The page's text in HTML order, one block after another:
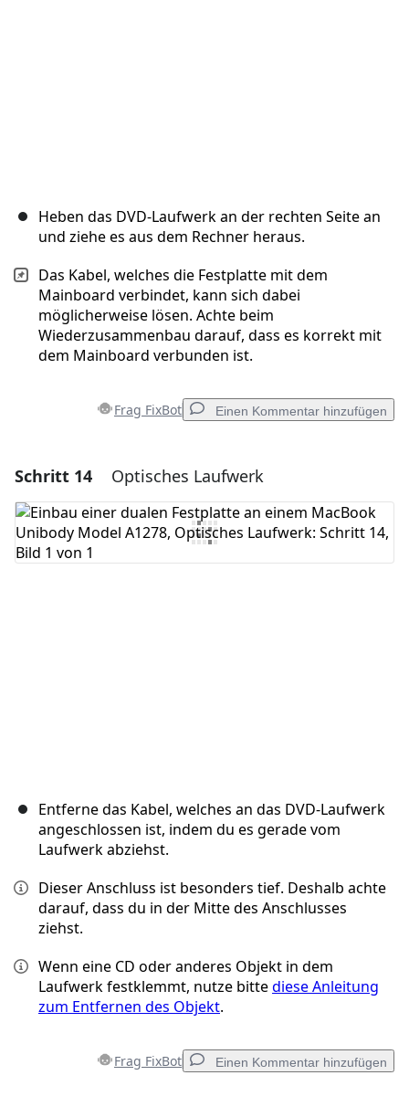
Heben das DVD-Laufwerk an der rechten Seite an
und ziehe es aus dem Rechner heraus.
Das Kabel, welches die Festplatte mit dem
Mainboard verbindet, kann sich dabei
möglicherweise lösen. Achte beim
Wiederzusammenbau darauf, dass es korrekt mit
dem Mainboard verbunden ist.
Frag FixBot Einen Kommentar hinzufügen
Einen Kommentar hinzufügen
Kommentar hinzufügen
Schritt 14 Optisches Laufwerk
Entferne das Kabel, welches an das DVD-Laufwerk
angeschlossen ist, indem du es gerade vom
Laufwerk abziehst.
Dieser Anschluss ist besonders tief. Deshalb achte
darauf, dass du in der Mitte des Anschlusses
ziehst.
Wenn eine CD oder anderes Objekt in dem
Laufwerk festklemmt, nutze bittediese Anleitung
zum Entfernen des Objekt.
Frag FixBot Einen Kommentar hinzufügen